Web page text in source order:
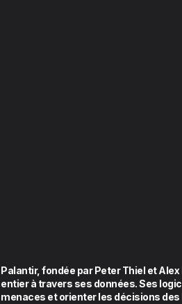
Palantir, fondée par Peter Thiel et
entier à travers ses données. Ses
menaces et orienter les décisions